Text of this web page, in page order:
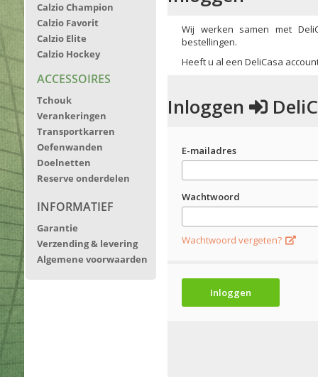
Calzio Champion
Calzio Favorit
Calzio Elite
Calzio Hockey
ACCESSOIRES
Tchouk
Verankeringen
Transportkarren
Oefenwanden
Doelnetten
Reserve onderdelen
INFORMATIEF
Garantie
Verzending & levering
Algemene voorwaarden